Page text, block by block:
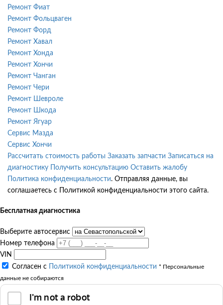
Ремонт Фиат
Ремонт Фольцваген
Ремонт Форд
Ремонт Хавал
Ремонт Хонда
Ремонт Хончи
Ремонт Чанган
Ремонт Чери
Ремонт Шевроле
Ремонт Шкода
Ремонт Ягуар
Сервис Мазда
Сервис Хончи
Рассчитать стоимость работы Заказать запчасти Записаться на
диагностику
Получить консультацию Оставить жалобу
Политика конфиденциальности. Отправляя данные, вы
соглашаетесь с Политикой конфиденциальности этого сайта.
Бесплатная диагностика
Выберите автосервис
Номер телефона
VIN
Согласен с
Политикой конфиденциальности * Персональные
данные не собираются